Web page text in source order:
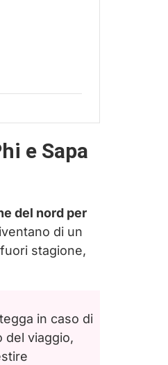
vivere
e Sapa
del nord per
di un
stagione,
in caso di
del viaggio,